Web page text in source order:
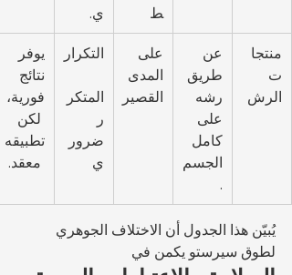
ط
ي.
منتجا
ت
الرش
عن
طريق
رشه
على
كامل
الجسم
.
على
المدى
القصير
التكرار
المتكر
ر
ضرور
ي
يوفر
نتائج
فورية،
لكن
تطبيقه
معقد.
يُبيّن هذا الجدول أن الاختلاف الجوهري
لطوق سيرستو يكمن في